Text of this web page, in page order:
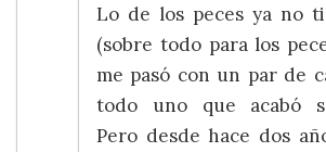
Lo de los peces ya no
(sobre todo para los
me pasó con un par de
todo uno que acabó
Pero desde hace dos